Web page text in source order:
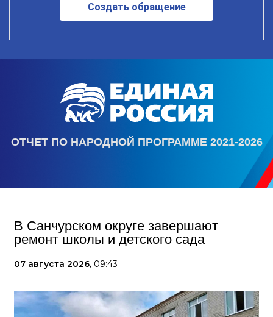
Создать обращение
ОТЧЕТ ПО НАРОДНОЙ ПРОГРАММЕ 2021-2026
В Санчурском округе завершают
ремонт школы и детского сада
07 августа 2026, 09:43